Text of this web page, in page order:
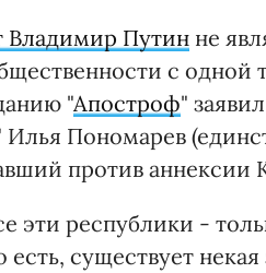
Владимир Путин не
с одной
"Апостроф"
Пономарев
против аннексии
эти республики -
существует